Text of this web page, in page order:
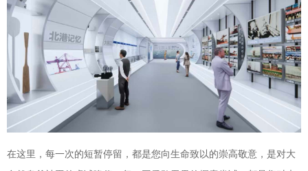
在这里，每一次的短暂停留，都是您向生命致以的崇高敬意，是对大